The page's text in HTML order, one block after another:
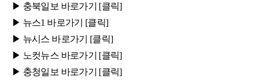
▶ 충북일보 바로가기 [클릭]
▶ 뉴스1 바로가기 [클릭]
▶ 뉴시스 바로가기 [클릭]
▶ 노컷뉴스 바로가기 [클릭]
▶ 충청일보 바로가기 [클릭]